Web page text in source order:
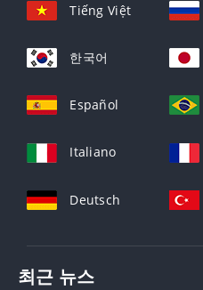
Tiếng Việt
한국어
Español
Italiano
Deutsch
최근 뉴스